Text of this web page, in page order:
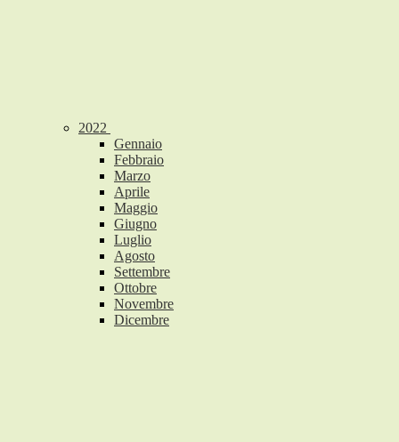
2022
Gennaio
Febbraio
Marzo
Aprile
Maggio
Giugno
Luglio
Agosto
Settembre
Ottobre
Novembre
Dicembre